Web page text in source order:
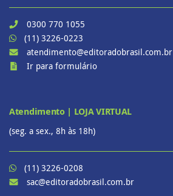
0300 770 1055
(11) 3226-0223
atendimento@editoradobrasil.com.br
Ir para formulário
Atendimento | LOJA VIRTUAL
(seg. a sex., 8h às 18h)
(11) 3226-0208
sac@editoradobrasil.com.br